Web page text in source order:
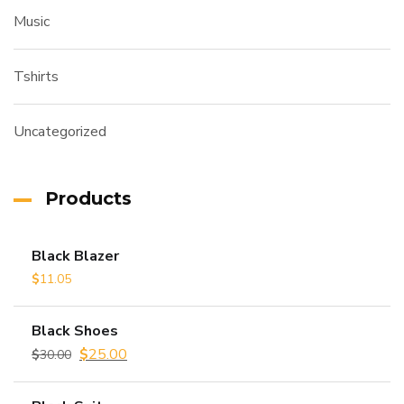
Music
Tshirts
Uncategorized
Products
Black Blazer
$11.05
Black Shoes
$30.00 Le
prix
$25.00
prix